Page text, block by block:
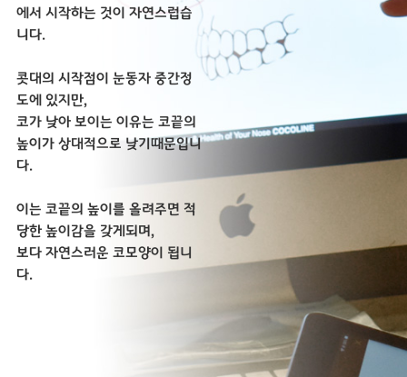
에서 시작하는 것이 자연스럽습
니다.
콧대의 시작점이 눈동자 중간정
도에 있지만,
코가 낮아 보이는 이유는 코끝의
높이가 상대적으로 낮기때문입니
다.
이는 코끝의 높이를 올려주면 적
당한 높이감을 갖게되며,
보다 자연스러운 코모양이 됩니
다.